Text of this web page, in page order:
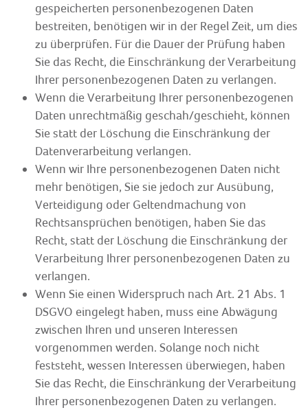
gespeicherten personenbezogenen Daten
bestreiten, benötigen wir in der Regel Zeit, um dies
zu überprüfen. Für die Dauer der Prüfung haben
Sie das Recht, die Einschränkung der Verarbeitung
Ihrer personenbezogenen Daten zu verlangen.
Wenn die Verarbeitung Ihrer personenbezogenen
Daten unrechtmäßig geschah/geschieht, können
Sie statt der Löschung die Einschränkung der
Datenverarbeitung verlangen.
Wenn wir Ihre personenbezogenen Daten nicht
mehr benötigen, Sie sie jedoch zur Ausübung,
Verteidigung oder Geltendmachung von
Rechtsansprüchen benötigen, haben Sie das
Recht, statt der Löschung die Einschränkung der
Verarbeitung Ihrer personenbezogenen Daten zu
verlangen.
Wenn Sie einen Widerspruch nach Art. 21 Abs. 1
DSGVO eingelegt haben, muss eine Abwägung
zwischen Ihren und unseren Interessen
vorgenommen werden. Solange noch nicht
feststeht, wessen Interessen überwiegen, haben
Sie das Recht, die Einschränkung der Verarbeitung
Ihrer personenbezogenen Daten zu verlangen.